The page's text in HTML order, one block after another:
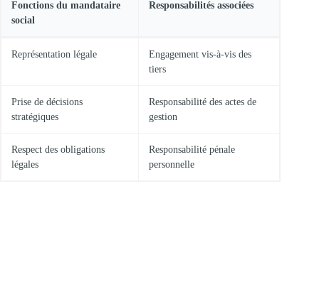
Fonctions du mandataire
social
Responsabilités associées
Représentation légale
Engagement vis-à-vis des
tiers
Prise de décisions
stratégiques
Responsabilité des actes de
gestion
Respect des obligations
légales
Responsabilité pénale
personnelle